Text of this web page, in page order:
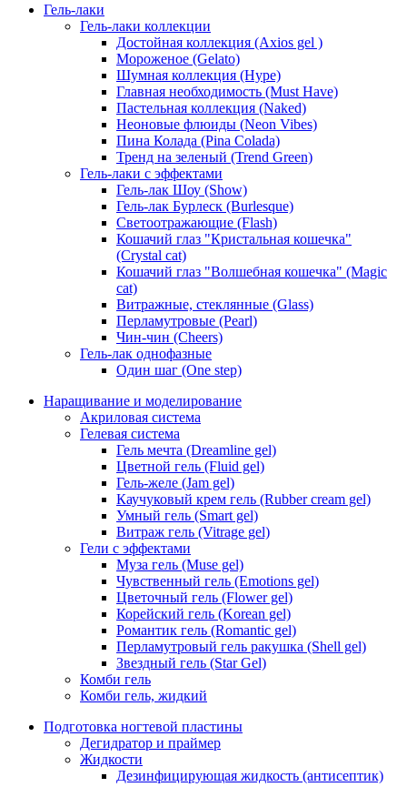
Гель-лаки
Гель-лаки коллекции
Достойная коллекция (Axios gel )
Мороженое (Gelato)
Шумная коллекция (Hype)
Главная необходимость (Must Have)
Пастельная коллекция (Naked)
Неоновые флюиды (Neon Vibes)
Пина Колада (Pina Colada)
Тренд на зеленый (Trend Green)
Гель-лаки с эффектами
Гель-лак Шоу (Show)
Гель-лак Бурлеск (Burlesque)
Светоотражающие (Flash)
Кошачий глаз "Кристальная кошечка"
(Crystal cat)
Кошачий глаз "Волшебная кошечка" (Magic
cat)
Витражные, стеклянные (Glass)
Перламутровые (Pearl)
Чин-чин (Cheers)
Гель-лак однофазные
Один шаг (One step)
Наращивание и моделирование
Акриловая система
Гелевая система
Гель мечта (Dreamline gel)
Цветной гель (Fluid gel)
Гель-желе (Jam gel)
Каучуковый крем гель (Rubber cream gel)
Умный гель (Smart gel)
Витраж гель (Vitrage gel)
Гели с эффектами
Муза гель (Muse gel)
Чувственный гель (Emotions gel)
Цветочный гель (Flower gel)
Корейский гель (Korean gel)
Романтик гель (Romantic gel)
Перламутровый гель ракушка (Shell gel)
Звездный гель (Star Gel)
Комби гель
Комби гель, жидкий
Подготовка ногтевой пластины
Дегидратор и праймер
Жидкости
Дезинфицирующая жидкость (антисептик)